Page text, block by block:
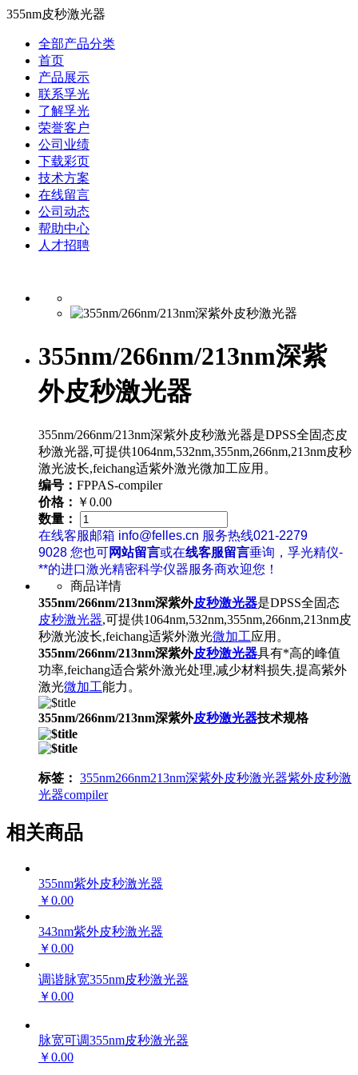
355nm皮秒激光器
全部产品分类
首页
产品展示
联系孚光
了解孚光
荣誉客户
公司业绩
下载彩页
技术方案
在线留言
公司动态
帮助中心
人才招聘
355nm/266nm/213nm深紫
外皮秒激光器
355nm/266nm/213nm深紫外皮秒激光器是DPSS全固态皮
秒激光器,可提供1064nm,532nm,355nm,266nm,213nm皮秒
激光波长,feichang适紫外激光微加工应用。
编号： FPPAS-compiler
价格： ￥0.00
数量：
在线客服邮箱 info@felles.cn 服务热线021-2279
9028 您也可网站留言或在线客服留言垂询，孚光精仪-
**的进口激光精密科学仪器服务商欢迎您！
商品详情
355nm/266nm/213nm深紫外皮秒激光器是DPSS全固态
皮秒激光器,可提供1064nm,532nm,355nm,266nm,213nm皮
秒激光波长,feichang适紫外激光微加工应用。
355nm/266nm/213nm深紫外皮秒激光器具有*高的峰值
功率,feichang适合紫外激光处理,减少材料损失,提高紫外
激光微加工能力。
355nm/266nm/213nm深紫外皮秒激光器技术规格
标签： 355nm266nm213nm深紫外皮秒激光器紫外皮秒激
光器compiler
相关商品
355nm紫外皮秒激光器
￥0.00
343nm紫外皮秒激光器
￥0.00
调谐脉宽355nm皮秒激光器
￥0.00
脉宽可调355nm皮秒激光器
￥0.00